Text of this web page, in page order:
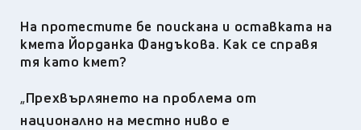
На протестите бе поискана и оставката на
кмета Йорданка Фандъкова. Как се справя
тя като кмет?
„Прехвърлянето на проблема от
национално на местно ниво е